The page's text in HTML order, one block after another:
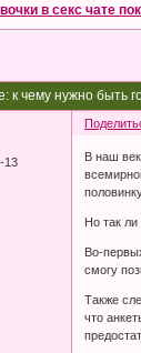
в секс чате
к чему нужно быть
13
В наш
Но так
Во-
смогу
Также
что